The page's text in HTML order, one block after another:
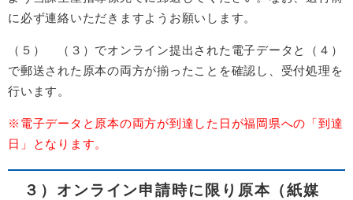
に必ず連絡いただきますようお願いします。
（５） （３）でオンライン提出された電子データと（４）
で郵送された原本の両方が揃ったことを確認し、受付処理を
行います。
※電子データと原本の両方が到達した日が福岡県への「到達
日」となります。
３）オンライン申請時に限り原本（紙媒